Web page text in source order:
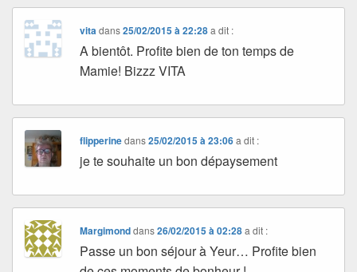
vitadans25/02/2015 à 22:28 a dit :
A bientôt. Profite bien de ton temps de
Mamie! Bizzz VITA
flipperinedans25/02/2015 à 23:06 a dit :
je te souhaite un bon dépaysement
Margimonddans26/02/2015 à 02:28 a dit :
Passe un bon séjour à Yeur… Profite bien